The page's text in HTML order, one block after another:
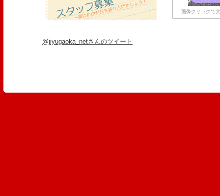
画像クリックで
@jiyugaoka_netさんのツイート